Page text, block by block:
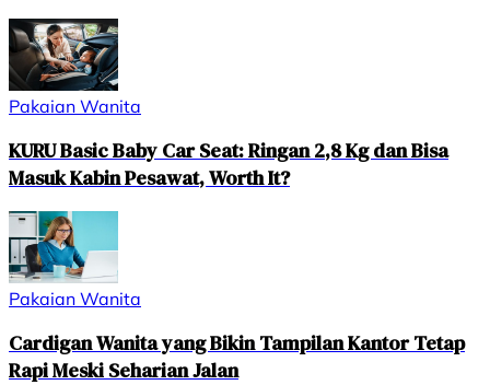
Pakaian Wanita
KURU Basic Baby Car Seat: Ringan 2,8 Kg dan Bisa
Masuk Kabin Pesawat, Worth It?
Pakaian Wanita
Cardigan Wanita yang Bikin Tampilan Kantor Tetap
Rapi Meski Seharian Jalan